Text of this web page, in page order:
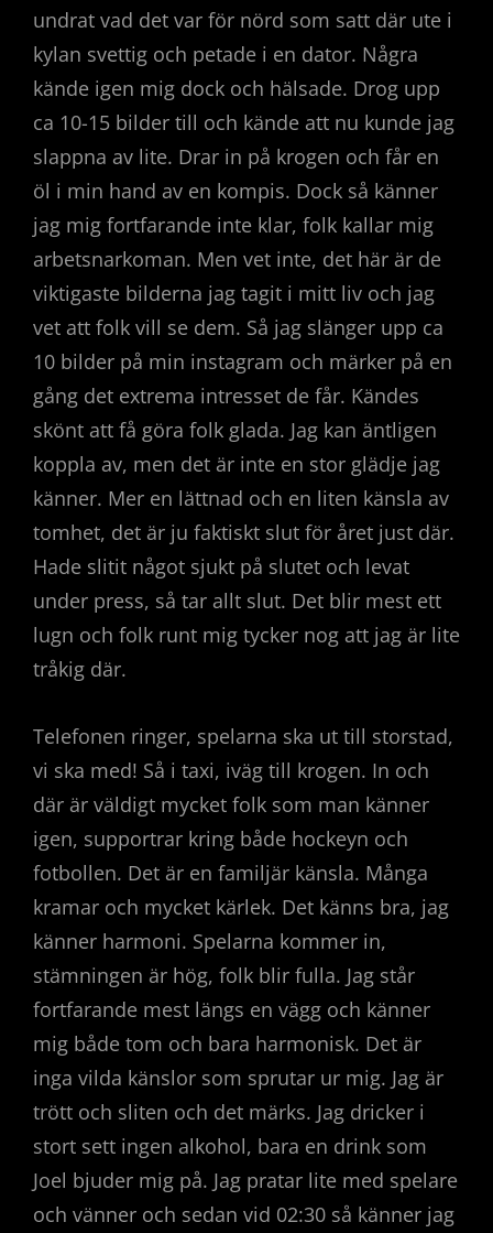
undrat vad det var för nörd som satt där ute i
kylan svettig och petade i en dator. Några
kände igen mig dock och hälsade. Drog upp
ca 10-15 bilder till och kände att nu kunde jag
slappna av lite. Drar in på krogen och får en
öl i min hand av en kompis. Dock så känner
jag mig fortfarande inte klar, folk kallar mig
arbetsnarkoman. Men vet inte, det här är de
viktigaste bilderna jag tagit i mitt liv och jag
vet att folk vill se dem. Så jag slänger upp ca
10 bilder på min instagram och märker på en
gång det extrema intresset de får. Kändes
skönt att få göra folk glada. Jag kan äntligen
koppla av, men det är inte en stor glädje jag
känner. Mer en lättnad och en liten känsla av
tomhet, det är ju faktiskt slut för året just där.
Hade slitit något sjukt på slutet och levat
under press, så tar allt slut. Det blir mest ett
lugn och folk runt mig tycker nog att jag är lite
tråkig där.
Telefonen ringer, spelarna ska ut till storstad,
vi ska med! Så i taxi, iväg till krogen. In och
där är väldigt mycket folk som man känner
igen, supportrar kring både hockeyn och
fotbollen. Det är en familjär känsla. Många
kramar och mycket kärlek. Det känns bra, jag
känner harmoni. Spelarna kommer in,
stämningen är hög, folk blir fulla. Jag står
fortfarande mest längs en vägg och känner
mig både tom och bara harmonisk. Det är
inga vilda känslor som sprutar ur mig. Jag är
trött och sliten och det märks. Jag dricker i
stort sett ingen alkohol, bara en drink som
Joel bjuder mig på. Jag pratar lite med spelare
och vänner och sedan vid 02:30 så känner jag